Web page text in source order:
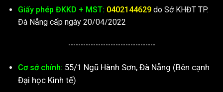
Giấy phép ĐKKD + MST: 0402144629do Sở KHĐT TP.
Đà Nẵng cấp ngày 20/04/2022
-----------------------------------
Cơ sở chính: 55/1 Ngũ Hành Sơn, Đà Nẵng (Bên cạnh
Đại học Kinh tế)